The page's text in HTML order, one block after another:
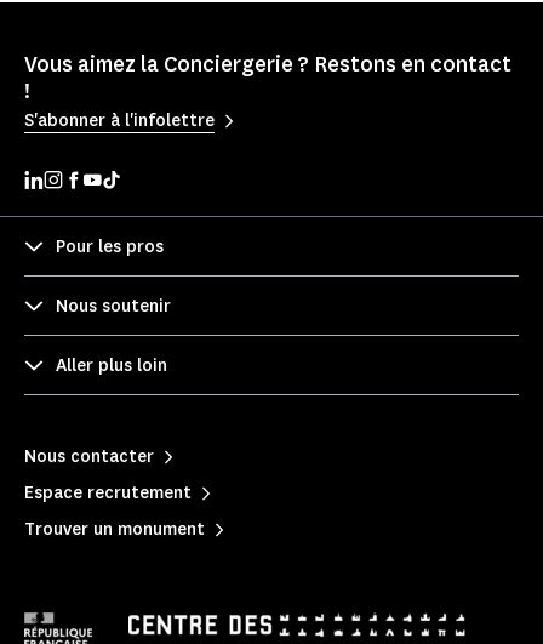
Vous aimez la Conciergerie ? Restons en contact
!
S'abonner à l'infolettre
Pour les pros
Nous soutenir
Aller plus loin
Nous contacter
Espace recrutement
Trouver un monument